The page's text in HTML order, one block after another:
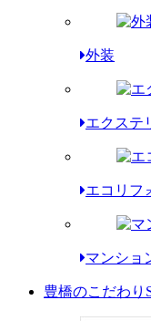
外装
エクステ
エコリフ
マンショ
豊橋のこだわり